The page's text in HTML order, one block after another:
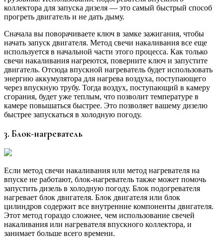
коллектора для запуска дизеля — это самый быстрый способ
прогреть двигатель и не дать дыму.
Сначала вы поворачиваете ключ в замке зажигания, чтобы
начать запуск двигателя. Метод свечи накаливания все еще
используется в начальной части этого процесса. Как только
свечи накаливания нагреются, поверните ключ и запустите
двигатель. Отсюда впускной нагреватель будет использовать
энергию аккумулятора для нагрева воздуха, поступающего
через впускную трубу. Тогда воздух, поступающий в камеру
сгорания, будет уже теплым, что позволит температуре в
камере повышаться быстрее. Это позволяет вашему дизелю
быстрее запускаться в холодную погоду.
3. Блок-нагреватель
Если метод свечи накаливания или метод нагревателя на
впуске не работают, блок-нагреватель также может помочь
запустить дизель в холодную погоду. Блок подогревателя
нагревает блок двигателя. Блок двигателя или блок
цилиндров содержит все внутренние компоненты двигателя.
Этот метод гораздо сложнее, чем использование свечей
накаливания или нагревателя впускного коллектора, и
занимает больше всего времени.